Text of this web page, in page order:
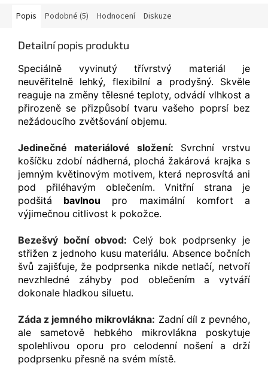
Popis Podobné (5) Hodnocení Diskuze
Detailní popis produktu
Speciálně vyvinutý třívrstvý materiál je
neuvěřitelně lehký, flexibilní a prodyšný. Skvěle
reaguje na změny tělesné teploty, odvádí vlhkost a
přirozeně se přizpůsobí tvaru vašeho poprsí bez
nežádoucího zvětšování objemu.
Jedinečné materiálové složení:
Svrchní vrstvu
košíčku zdobí nádherná, plochá žakárová krajka s
jemným květinovým motivem, která neprosvítá ani
pod přiléhavým oblečením. Vnitřní strana je
podšitá
bavlnou
pro maximální komfort a
výjimečnou citlivost k pokožce.
Bezešvý boční obvod: Celý bok podprsenky je
střižen z jednoho kusu materiálu. Absence bočních
švů zajišťuje, že podprsenka nikde netlačí, netvoří
nevzhledné záhyby pod oblečením a vytváří
dokonale hladkou siluetu.
Záda z jemného mikrovlákna: Zadní díl z pevného,
ale sametově hebkého mikrovlákna poskytuje
spolehlivou oporu pro celodenní nošení a drží
podprsenku přesně na svém místě.